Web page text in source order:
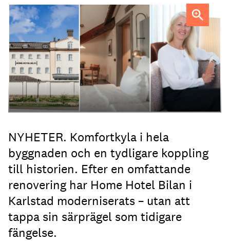
Anna Sundenhammar, General Manager på Home Hotel
Bilan.
NYHETER. Komfortkyla i hela
byggnaden och en tydligare koppling
till historien. Efter en omfattande
renovering har Home Hotel Bilan i
Karlstad moderniserats – utan att
tappa sin särprägel som tidigare
fängelse.